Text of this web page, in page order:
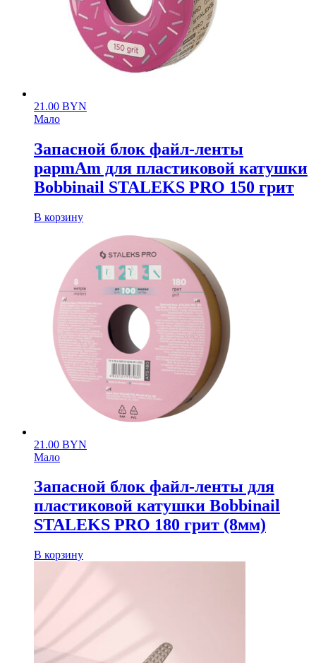
21.00 BYN
Мало
Запасной блок файл-ленты
papmAm для пластиковой катушки
Bobbinail STALEKS PRO 150 грит
В корзину
21.00 BYN
Мало
Запасной блок файл-ленты для
пластиковой катушки Bobbinail
STALEKS PRO 180 грит (8мм)
В корзину